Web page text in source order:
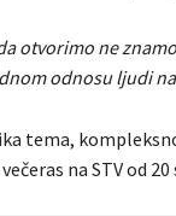
otvorimo ne
odnosu ljudi
tema,
na STV od 20